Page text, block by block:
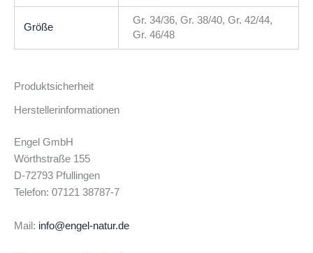
Größe
Gr. 34/36, Gr. 38/40, Gr. 42/44,
Gr. 46/48
Produktsicherheit
Herstellerinformationen
Engel GmbH
Wörthstraße 155
D-72793 Pfullingen
Telefon: 07121 38787-7
Mail: info@engel-natur.de